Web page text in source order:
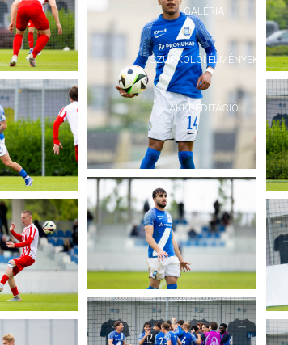
GALÉRIA
SZURKOLÓI ÉLMÉNYEK
AKKREDITÁCIÓ